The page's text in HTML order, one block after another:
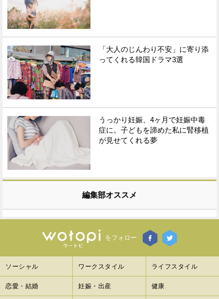
「大人のじんわり不安」に寄り添
ってくれる韓国ドラマ3選
うっかり妊娠、4ヶ月で妊娠中毒
症に。子どもを諦めた私に腎移植
が見せてくれる夢
編集部オススメ
をフォロー
ソーシャル ワークスタイル ライフスタイル
恋愛・結婚 妊娠・出産 健康